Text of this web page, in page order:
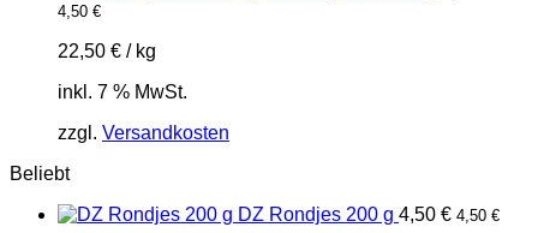
4,50 €
22,50 € / kg
inkl. 7 % MwSt.
zzgl. Versandkosten
Beliebt
DZ Rondjes 200 g 4,50 € 4,50 €